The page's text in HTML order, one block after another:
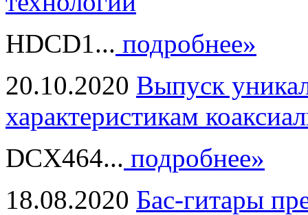
HDCD1... подробнее»
20.10.2020 Выпуск
характеристикам
DCX464... подробнее»
18.08.2020 Бас-гитары